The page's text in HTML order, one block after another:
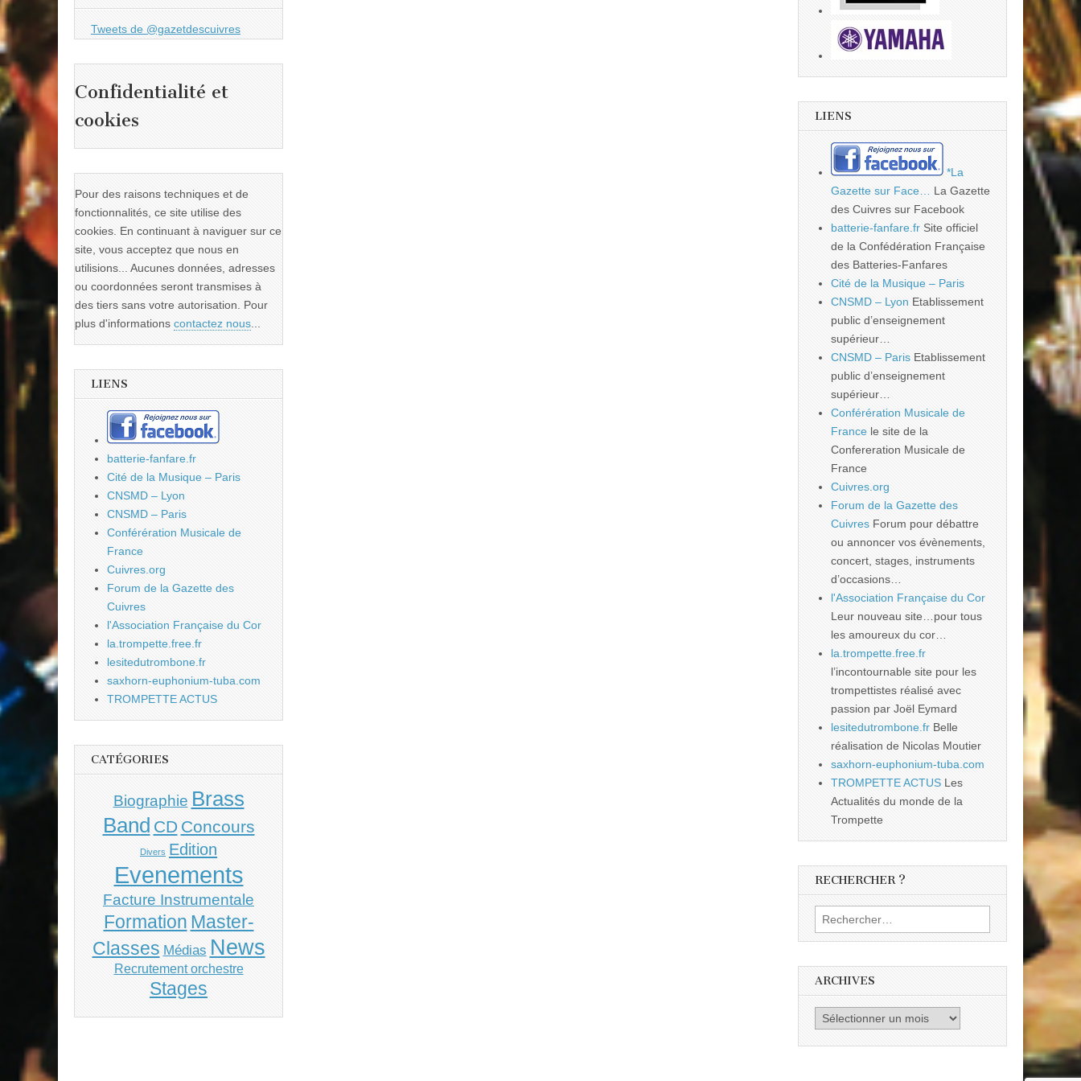
Tweets de @gazetdescuivres
Confidentialité et
cookies
Pour des raisons techniques et de
fonctionnalités, ce site utilise des
cookies. En continuant à naviguer sur ce
site, vous acceptez que nous en
utilisions... Aucunes données, adresses
ou coordonnées seront transmises à
des tiers sans votre autorisation. Pour
plus d'informations contactez nous...
LIENS
batterie-fanfare.fr
Cité de la Musique – Paris
CNSMD – Lyon
CNSMD – Paris
Conférération Musicale de
France
Cuivres.org
Forum de la Gazette des
Cuivres
l'Association Française du Cor
la.trompette.free.fr
lesitedutrombone.fr
saxhorn-euphonium-tuba.com
TROMPETTE ACTUS
CATÉGORIES
Biographie Brass
Band CD Concours
Divers Edition
Evenements
Facture Instrumentale
Formation Master-
Classes Médias News
Recrutement orchestre
Stages
LIENS
*La
Gazette sur Face…
La Gazette
des Cuivres sur Facebook
batterie-fanfare.fr Site officiel
de la Confédération Française
des Batteries-Fanfares
Cité de la Musique – Paris
CNSMD – Lyon Etablissement
public d’enseignement
supérieur…
CNSMD – Paris Etablissement
public d’enseignement
supérieur…
Conférération Musicale de
France le site de la
Confereration Musicale de
France
Cuivres.org
Forum de la Gazette des
Cuivres Forum pour débattre
ou annoncer vos évènements,
concert, stages, instruments
d’occasions…
l'Association Française du Cor
Leur nouveau site…pour tous
les amoureux du cor…
la.trompette.free.fr
l’incontournable site pour les
trompettistes réalisé avec
passion par Joël Eymard
lesitedutrombone.fr Belle
réalisation de Nicolas Moutier
saxhorn-euphonium-tuba.com
TROMPETTE ACTUS Les
Actualités du monde de la
Trompette
RECHERCHER ?
Rechercher :
ARCHIVES
Archives